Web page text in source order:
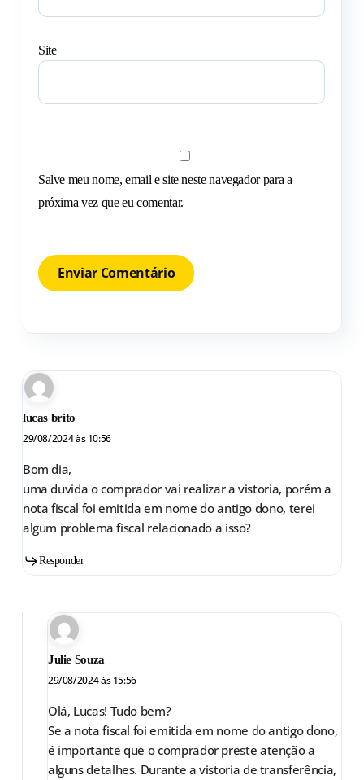
lucas brito
29/08/2024 às 10:56
Bom dia,
uma duvida o comprador vai realizar a vistoria, porém a
nota fiscal foi emitida em nome do antigo dono, terei
algum problema fiscal relacionado a isso?
Responder
Julie Souza
29/08/2024 às 15:56
Olá, Lucas! Tudo bem?
Se a nota fiscal foi emitida em nome do antigo dono,
é importante que o comprador preste atenção a
alguns detalhes. Durante a vistoria de transferência,
Site
Salve meu nome, email e site neste navegador para a
próxima vez que eu comentar.